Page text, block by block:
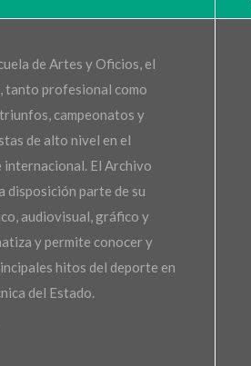
de Artes y Oficios, el
tanto profesional como
campeonatos y
de alto nivel en el
internacional. El Archivo
disposición parte de su
audiovisual, gráfico y
y permite conocer y
hitos del deporte en
del Estado.